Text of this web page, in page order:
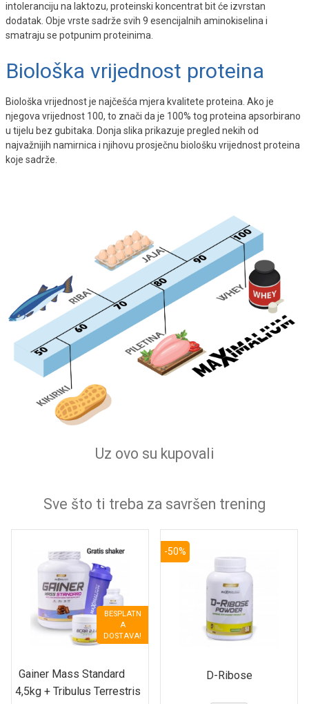
intoleranciju na laktozu, proteinski koncentrat bit će izvrstan
dodatak. Obje vrste sadrže svih 9 esencijalnih aminokiselina i
smatraju se potpunim proteinima.
Biološka vrijednost proteina
Biološka vrijednost je najčešća mjera kvalitete proteina. Ako je
njegova vrijednost 100, to znači da je 100% tog proteina apsorbirano
u tijelu bez gubitaka. Donja slika prikazuje pregled nekih od
najvažnijih namirnica i njihovu prosječnu biološku vrijednost proteina
koje sadrže.
Uz ovo su kupovali
Sve što ti treba za savršen trening
BESPLATN
A
DOSTAVA!
Gainer Mass Standard
4,5kg + Tribulus Terrestris
-50%
D-Ribose